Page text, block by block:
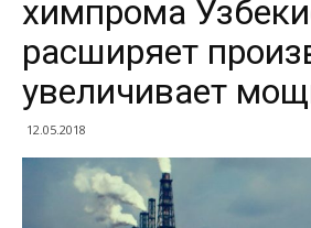
химпрома
расширяет
увеличивает
12.05.2018